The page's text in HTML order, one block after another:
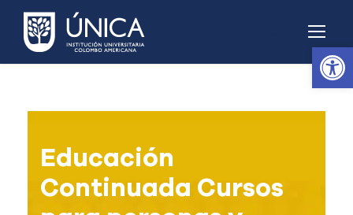
Abrir barra de herramientas
Educación
Continuada Cursos